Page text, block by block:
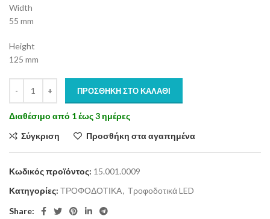
Width
55 mm
Height
125 mm
ΠΡΟΣΘΉΚΗ ΣΤΟ ΚΑΛΆΘΙ
Διαθέσιμο από 1 έως 3 ημέρες
Σύγκριση
Προσθήκη στα αγαπημένα
Κωδικός προϊόντος: 15.001.0009
Κατηγορίες: ΤΡΟΦΟΔΟΤΙΚΑ, Τροφοδοτικά LED
Share: